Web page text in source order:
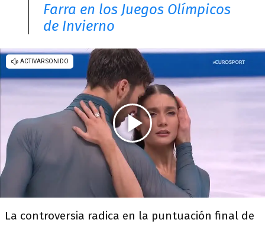
Farra en los Juegos Olímpicos
de Invierno
La controversia radica en la puntuación final de